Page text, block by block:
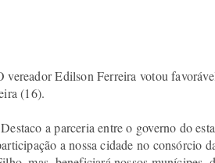
vereador Edilson Ferreira votou
(16).
a parceria entre o governo do
a nossa cidade no consórcio